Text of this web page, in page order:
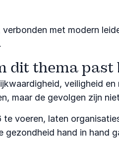
met modern
dit thema past
veiligheid
maar de gevolgen zijn
voeren, laten
hand in hand